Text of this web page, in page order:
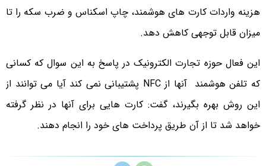
هزینه واردات کارت های هوشمند، چاپ اسکناس و ضرب سکه را تا
میزان قابل توجهی کاهش دهد.
این فعال حوزه تجارت الکترونیک در پاسخ به این سوال که کسانی
که تلفن هوشمند آنها از NFC پشتیبانی نمی کند آیا می توانند از
این روش بهره بگیرند، گفت: کارت هایی برای آنها در نظر گرفته
خواهد شد تا از آن طریق پرداخت های خود را انجام دهند.